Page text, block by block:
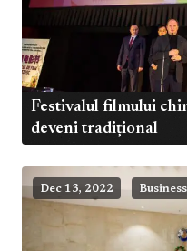
Festivalul filmului
deveni tradițional
Dec 13, 2022 Business